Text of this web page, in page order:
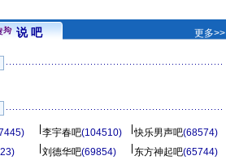
说 吧 更多>>
李宇春吧(104510) 快乐男声吧(68574)
刘德华吧(69854) 东方神起吧(65744)